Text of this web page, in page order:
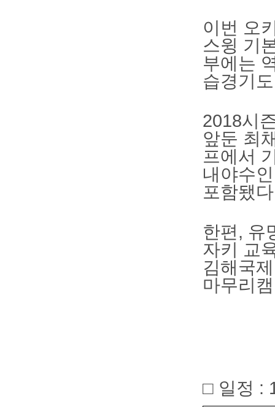
이번 오
스윙 기
부에는
습경기
2018시
앞둔 최
프에서
내야수
포함됐
한편, 유
자키 교
김해국
마무리
□ 일정 :